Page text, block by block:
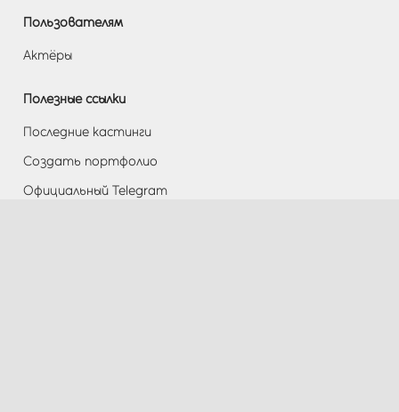
Пользователям
Актёры
Полезные ссылки
Последние кастинги
Создать портфолио
Официальный Telegram